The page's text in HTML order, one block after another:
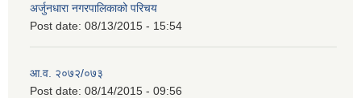
अर्जुनधारा नगरपालिकाको परिचय
Post date: 08/13/2015 - 15:54
आ.व. २०७२/०७३
Post date: 08/14/2015 - 09:56